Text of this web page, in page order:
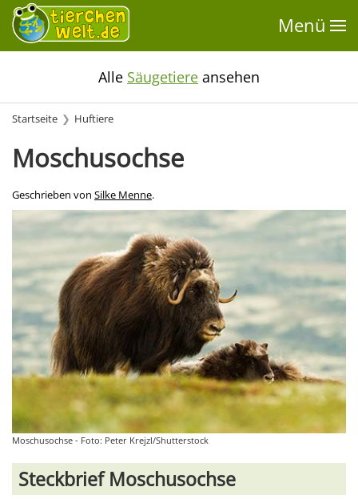
Menü
Alle Säugetiere ansehen
Startseite Huftiere
Moschusochse
Geschrieben von Silke Menne.
Moschusochse - Foto: Peter Krejzl/Shutterstock
Steckbrief Moschusochse